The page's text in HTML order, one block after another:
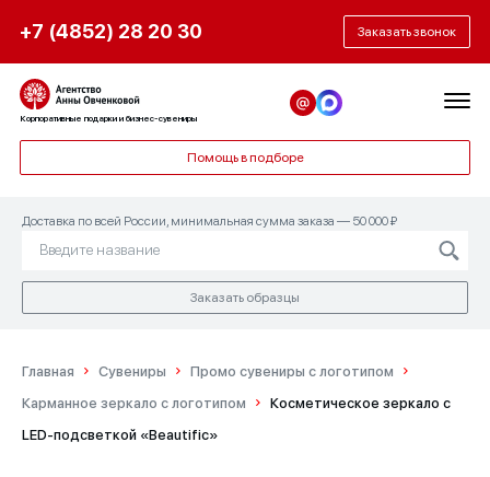
+7 (4852) 28 20 30 Заказать звонок
Корпоративные подарки и бизнес-сувениры
Помощь в подборе
Доставка по всей России, минимальная сумма заказа — 50 000 ₽
Заказать образцы
Главная Сувениры
Промо сувениры с логотипом
Карманное зеркало с логотипом
Косметическое зеркало с
LED-подсветкой «Beautific»